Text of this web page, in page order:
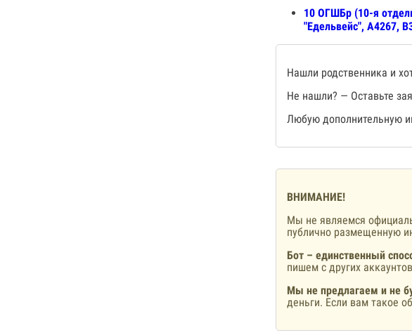
10 ОГШБр (10-я
"Едельвейс", А4267,
Нашли родственника и
Не нашли? — Оставьте
Любую дополнительную
ВНИМАНИЕ!
Мы не являемся
публично размещенную
Бот – единственный
пишем с других
Мы не предлагаем и не
деньги. Если вам такое